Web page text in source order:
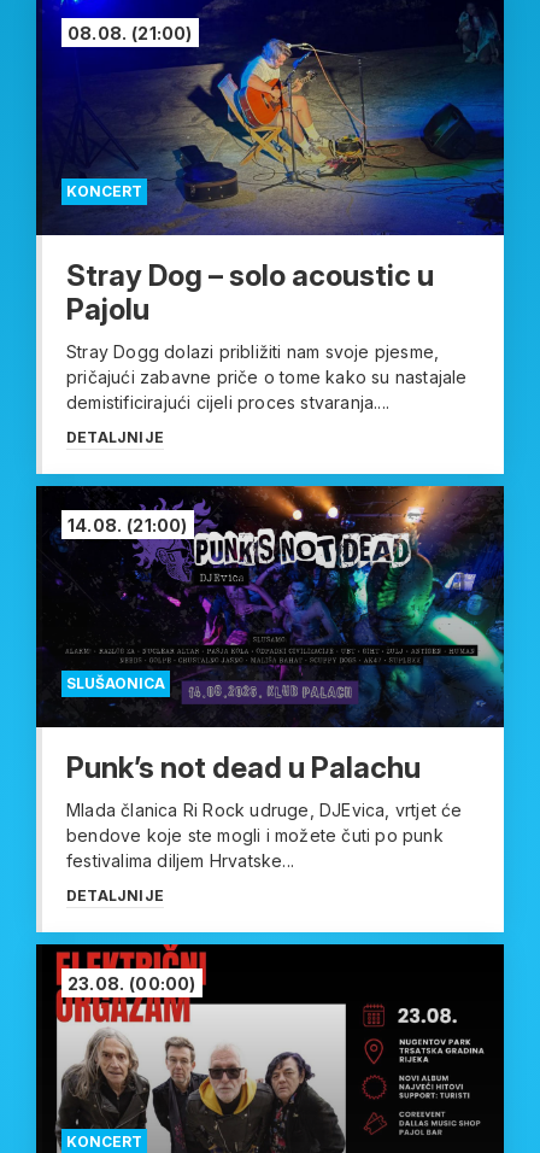
KONCERT
08.08. (21:00)
Stray Dog – solo acoustic u
Pajolu
Stray Dogg dolazi približiti nam svoje pjesme,
pričajući zabavne priče o tome kako su nastajale
demistificirajući cijeli proces stvaranja....
DETALJNIJE
SLUŠAONICA
14.08. (21:00)
Punk’s not dead u Palachu
Mlada članica Ri Rock udruge, DJEvica, vrtjet će
bendove koje ste mogli i možete čuti po punk
festivalima diljem Hrvatske...
DETALJNIJE
KONCERT
23.08. (00:00)